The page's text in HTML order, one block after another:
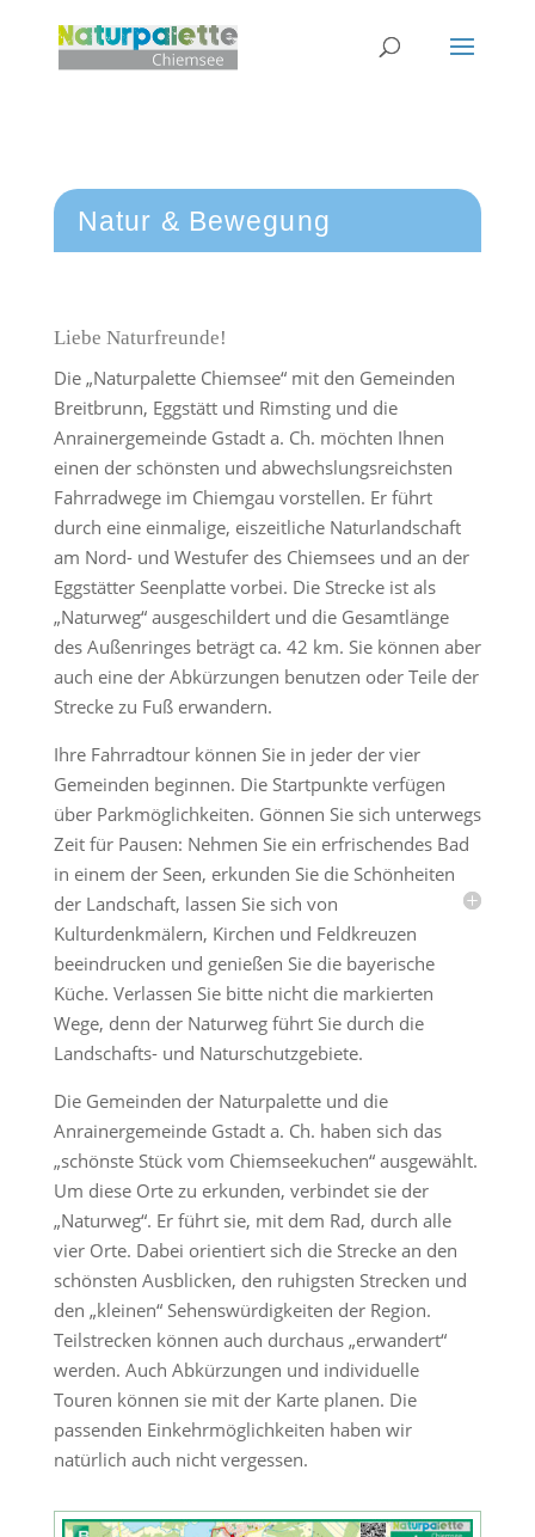
Natur & Bewegung
Liebe Naturfreunde!
Die „Naturpalette Chiemsee“ mit den Gemeinden
Breitbrunn, Eggstätt und Rimsting und die
Anrainergemeinde Gstadt a. Ch. möchten Ihnen
einen der schönsten und abwechslungsreichsten
Fahrradwege im Chiemgau vorstellen. Er führt
durch eine einmalige, eiszeitliche Naturlandschaft
am Nord- und Westufer des Chiemsees und an der
Eggstätter Seenplatte vorbei. Die Strecke ist als
„Naturweg“ ausgeschildert und die Gesamtlänge
des Außenringes beträgt ca. 42 km. Sie können aber
auch eine der Abkürzungen benutzen oder Teile der
Strecke zu Fuß erwandern.
Ihre Fahrradtour können Sie in jeder der vier
Gemeinden beginnen. Die Startpunkte verfügen
über Parkmöglichkeiten. Gönnen Sie sich unterwegs
Zeit für Pausen: Nehmen Sie ein erfrischendes Bad
in einem der Seen, erkunden Sie die Schönheiten
der Landschaft, lassen Sie sich von
Kulturdenkmälern, Kirchen und Feldkreuzen
beeindrucken und genießen Sie die bayerische
Küche. Verlassen Sie bitte nicht die markierten
Wege, denn der Naturweg führt Sie durch die
Landschafts- und Naturschutzgebiete.
Die Gemeinden der Naturpalette und die
Anrainergemeinde Gstadt a. Ch. haben sich das
„schönste Stück vom Chiemseekuchen“ ausgewählt.
Um diese Orte zu erkunden, verbindet sie der
„Naturweg“. Er führt sie, mit dem Rad, durch alle
vier Orte. Dabei orientiert sich die Strecke an den
schönsten Ausblicken, den ruhigsten Strecken und
den „kleinen“ Sehenswürdigkeiten der Region.
Teilstrecken können auch durchaus „erwandert“
werden. Auch Abkürzungen und individuelle
Touren können sie mit der Karte planen. Die
passenden Einkehrmöglichkeiten haben wir
natürlich auch nicht vergessen.